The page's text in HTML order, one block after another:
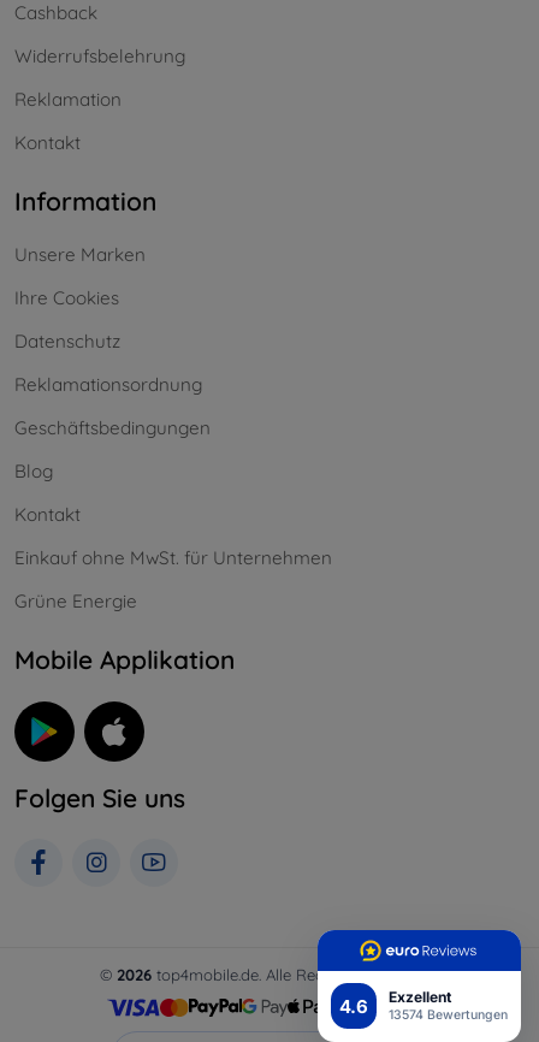
4.6 Exzellent
13574 Bewertungen
Cashback
Widerrufsbelehrung
Reklamation
Kontakt
Information
Unsere Marken
Ihre Cookies
Datenschutz
Reklamationsordnung
Geschäftsbedingungen
Blog
Kontakt
Einkauf ohne MwSt. für Unternehmen
Grüne Energie
Mobile Applikation
Folgen Sie uns
© 2026 top4mobile.de. Alle Rechte vorbehalten.